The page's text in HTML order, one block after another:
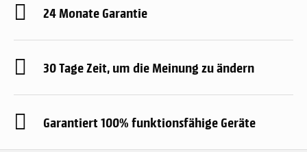
24 Monate Garantie
30 Tage Zeit, um die Meinung zu ändern
Garantiert 100% funktionsfähige Geräte